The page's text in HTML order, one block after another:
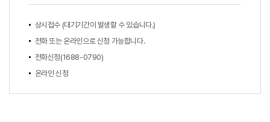
상시접수 (대기기간이 발생할 수 있습니다.)
전화 또는 온라인으로 신청 가능합니다.
전화신청(1688-0790)
온라인 신청